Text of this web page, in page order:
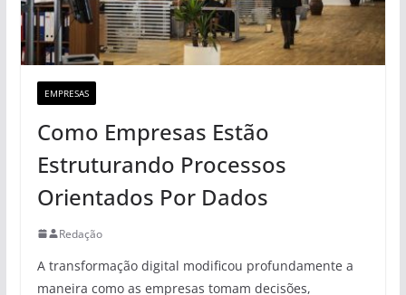
EMPRESAS
Como Empresas Estão
Estruturando Processos
Orientados Por Dados
Redação
A transformação digital modificou profundamente a
maneira como as empresas tomam decisões,